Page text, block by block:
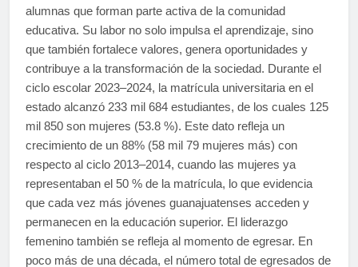
alumnas que forman parte activa de la comunidad
educativa. Su labor no solo impulsa el aprendizaje, sino
que también fortalece valores, genera oportunidades y
contribuye a la transformación de la sociedad. Durante el
ciclo escolar 2023–2024, la matrícula universitaria en el
estado alcanzó 233 mil 684 estudiantes, de los cuales 125
mil 850 son mujeres (53.8 %). Este dato refleja un
crecimiento de un 88% (58 mil 79 mujeres más) con
respecto al ciclo 2013–2014, cuando las mujeres ya
representaban el 50 % de la matrícula, lo que evidencia
que cada vez más jóvenes guanajuatenses acceden y
permanecen en la educación superior. El liderazgo
femenino también se refleja al momento de egresar. En
poco más de una década, el número total de egresados de